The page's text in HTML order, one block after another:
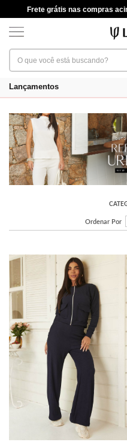
Frete grátis nas compras
Lançamentos
Ordenar Por